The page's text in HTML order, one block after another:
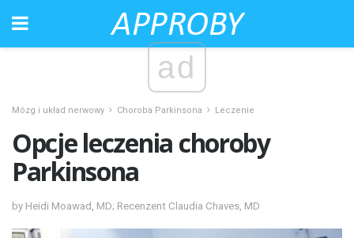
ad
Mózg i układ nerwowy Choroba Parkinsona Leczenie
Opcje leczenia choroby
Parkinsona
by Heidi Moawad, MD; Recenzent Claudia Chaves, MD